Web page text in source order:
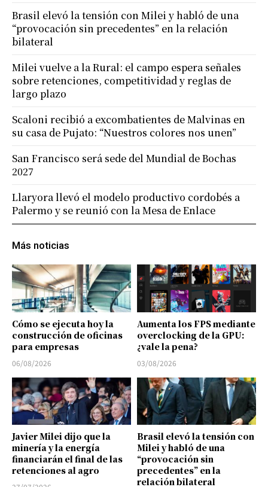
Más noticias
Cómo se ejecuta hoy la
construcción de oficinas
para empresas
06/08/2026
Aumenta los FPS mediante
overclocking de la GPU:
¿vale la pena?
03/08/2026
Javier Milei dijo que la
minería y la energía
financiarán el final de las
retenciones al agro
Brasil elevó la tensión con
Milei y habló de una
“provocación sin
precedentes” en la
relación bilateral
Brasil elevó la tensión con Milei y habló de una
“provocación sin precedentes” en la relación
bilateral
Milei vuelve a la Rural: el campo espera señales
sobre retenciones, competitividad y reglas de
largo plazo
Scaloni recibió a excombatientes de Malvinas en
su casa de Pujato: “Nuestros colores nos unen”
San Francisco será sede del Mundial de Bochas
2027
Llaryora llevó el modelo productivo cordobés a
Palermo y se reunió con la Mesa de Enlace